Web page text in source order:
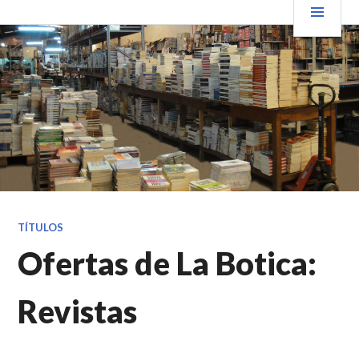
al
contenido.
VENDER+LIBROS NOTICIAS
TÍTULOS
Ofertas de La Botica:
Revistas